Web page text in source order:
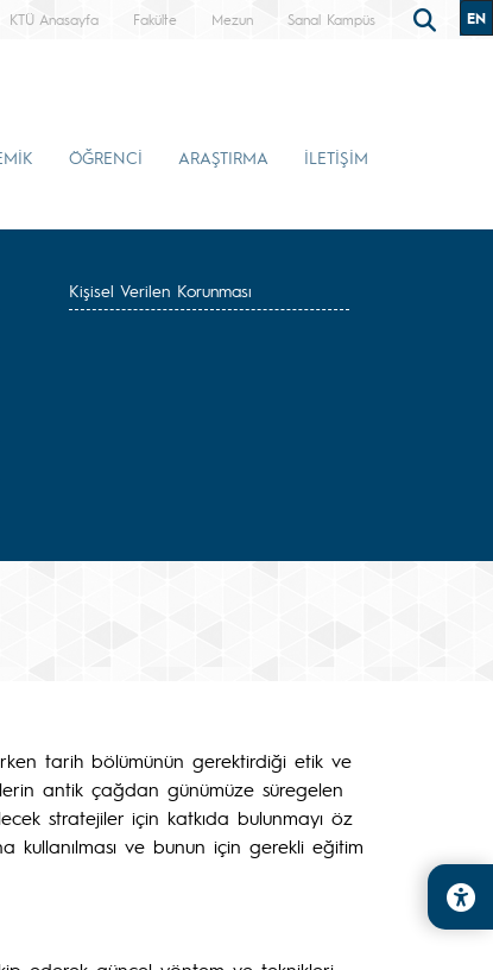
KTÜ Anasayfa Fakülte Mezun Sanal Kampüs EN
ÖĞRENCİ ARAŞTIRMA İLETİŞİM
Kişisel Verilen Korunması
tarih bölümünün gerektirdiği etik ve
antik çağdan günümüze süregelen
stratejiler için katkıda bulunmayı öz
ve bunun için gerekli eğitim